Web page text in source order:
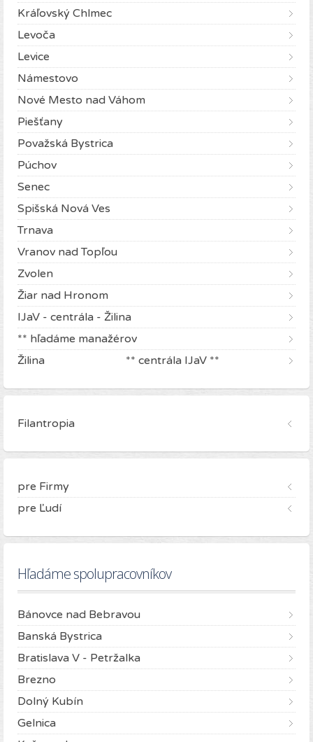
Kráľovský Chlmec
Levoča
Levice
Námestovo
Nové Mesto nad Váhom
Piešťany
Považská Bystrica
Púchov
Senec
Spišská Nová Ves
Trnava
Vranov nad Topľou
Zvolen
Žiar nad Hronom
IJaV - centrála - Žilina
** hľadáme manažérov
Žilina ** centrála IJaV **
Filantropia
pre Firmy
pre Ľudí
Hľadáme spolupracovníkov
Bánovce nad Bebravou
Banská Bystrica
Bratislava V - Petržalka
Brezno
Dolný Kubín
Gelnica